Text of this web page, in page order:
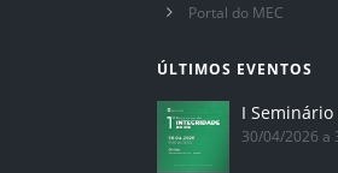
Portal do MEC
ÚLTIMOS EVENTOS
I
30/04/2026 a